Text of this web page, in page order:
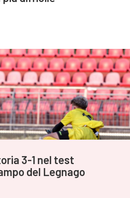
3-1 nel test
del Legnago